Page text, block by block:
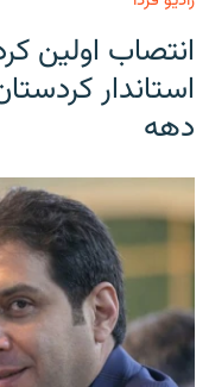
انتصاب اولین
استاندار
دهه